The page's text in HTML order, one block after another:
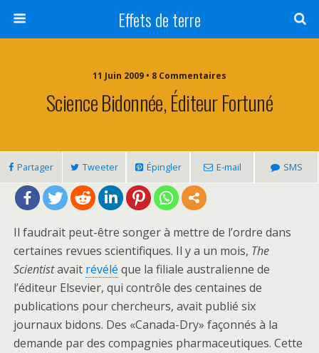
Effets de terre
11 Juin 2009 • 8 Commentaires
Science Bidonnée, Éditeur Fortuné
Partager Tweeter Épingler E-mail SMS
Il faudrait peut-être songer à mettre de l’ordre dans
certaines revues scientifiques. Il y a un mois, The
Scientistavait révélé que la filiale australienne de
l’éditeur Elsevier, qui contrôle des centaines de
publications pour chercheurs, avait publié six
journaux bidons. Des «Canada-Dry» façonnés à la
demande par des compagnies pharmaceutiques. Cette